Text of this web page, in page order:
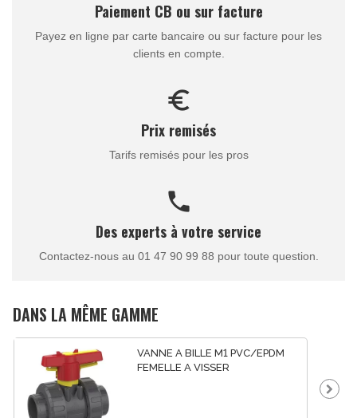
Paiement CB ou sur facture
Payez en ligne par carte bancaire ou sur facture pour les
clients en compte.
euro_symbol
Prix remisés
Tarifs remisés pour les pros
call
Des experts à votre service
Contactez-nous au 01 47 90 99 88 pour toute question.
DANS LA MÊME GAMME
VANNE A BILLE M1 PVC/EPDM
FEMELLE A VISSER